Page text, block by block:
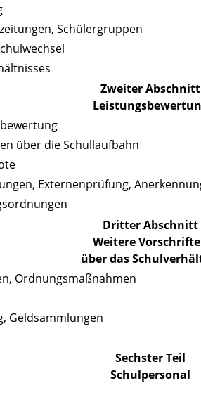
Schülergruppen
Zweiter Abschnitt
über die Schullaufbahn
Externenprüfung,
Dritter Abschnitt
Weitere
über das
Ordnungsmaßnahmen
Geldsammlungen
Sechster Teil
Schulpersonal